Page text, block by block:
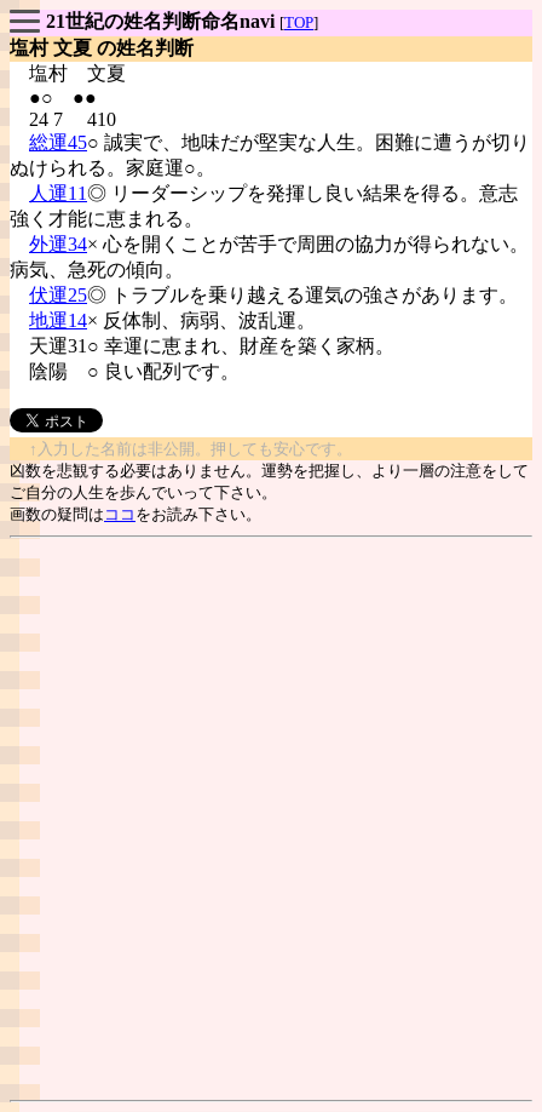
21世紀の姓名判断命名navi [TOP]
塩村 文夏 の姓名判断
塩村 文夏
●○ ●●
24 7 410
総運45○ 誠実で、地味だが堅実な人生。困難に遭うが切り
ぬけられる。家庭運○。
人運11◎ リーダーシップを発揮し良い結果を得る。意志
強く才能に恵まれる。
外運34× 心を開くことが苦手で周囲の協力が得られない。
病気、急死の傾向。
伏運25◎ トラブルを乗り越える運気の強さがあります。
地運14× 反体制、病弱、波乱運。
天運31○ 幸運に恵まれ、財産を築く家柄。
陰陽 ○ 良い配列です。
↑入力した名前は非公開。押しても安心です。
凶数を悲観する必要はありません。運勢を把握し、より一層の注意をして
ご自分の人生を歩んでいって下さい。
画数の疑問は ココ をお読み下さい。